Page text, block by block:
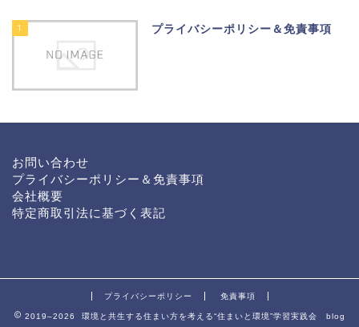
1 プライバシーポリシー＆免責事項
お問い合わせ
プライバシーポリシー＆免責事項
会社概要
特定商取引法に基づく表記
プライバシーポリシー 免責事項
2019–2026 環境と共生する住まい方を考える“住まいと環境”学習実践会 blog